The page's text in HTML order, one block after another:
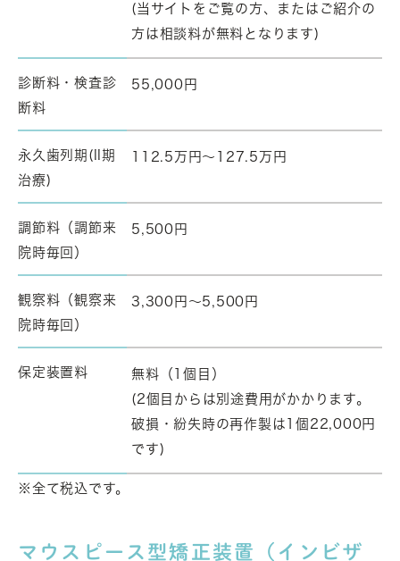
(当サイトをご覧の方、またはご紹介の
方は相談料が無料となります)
診断料・検査診
断料
55,000円
永久歯列期(II期
治療)
112.5万円～127.5万円
調節料（調節来
院時毎回）
5,500円
観察料（観察来
院時毎回）
3,300円～5,500円
保定装置料
無料（1個目）
(2個目からは別途費用がかかります。
破損・紛失時の再作製は1個22,000円
です)
※全て税込です。
マウスピース型矯正装置（インビザ